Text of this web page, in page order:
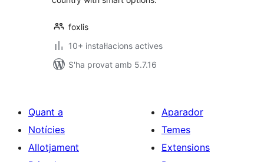
foxlis
10+ instal·lacions actives
S'ha provat amb 5.7.16
Quant a
Notícies
Allotjament
Aparador
Temes
Extensions